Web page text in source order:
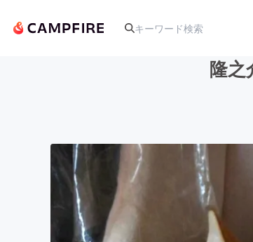
アート・写真
テクノロジー・ガジェット
隆之